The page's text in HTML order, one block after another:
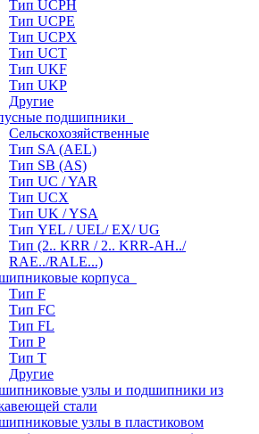
Тип UCPH
Тип UCPE
Тип UCPX
Тип UCT
Тип UKF
Тип UKP
Другие
подшипники
Сельскохозяйственные
Тип SA (AEL)
Тип SB (AS)
Тип UC / YAR
Тип UCX
Тип UK / YSA
Тип YEL / UEL/ EX/ UG
Тип (2.. KRR / 2.. KRR-AH../
RAE../RALE...)
корпуса
Тип F
Тип FC
Тип FL
Тип P
Тип T
Другие
узлы и подшипники из
стали
узлы в пластиковом